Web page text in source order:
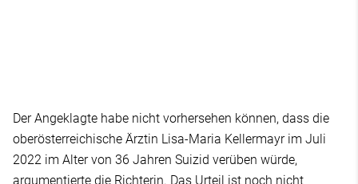
Der Angeklagte habe nicht vorhersehen können, dass die
oberösterreichische Ärztin Lisa-Maria Kellermayr im Juli
2022 im Alter von 36 Jahren Suizid verüben würde,
argumentierte die Richterin. Das Urteil ist noch nicht